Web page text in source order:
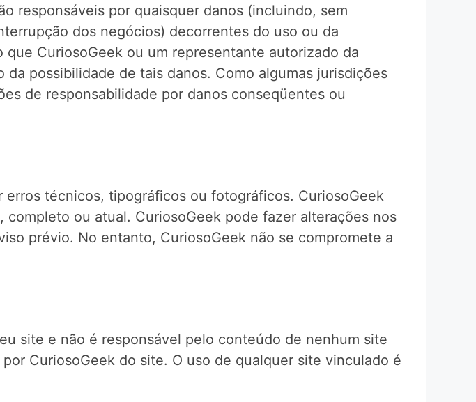
responsáveis ​​por quaisquer danos (incluindo, sem
dos negócios) decorrentes do uso ou da
CuriosoGeek ou um representante autorizado da
possibilidade de tais danos. Como algumas jurisdições
de responsabilidade por danos conseqüentes ou
técnicos, tipográficos ou fotográficos. CuriosoGeek
ou atual. CuriosoGeek pode fazer alterações nos
prévio. No entanto, CuriosoGeek não se compromete a
site e não é responsável pelo conteúdo de nenhum site
CuriosoGeek do site. O uso de qualquer site vinculado é